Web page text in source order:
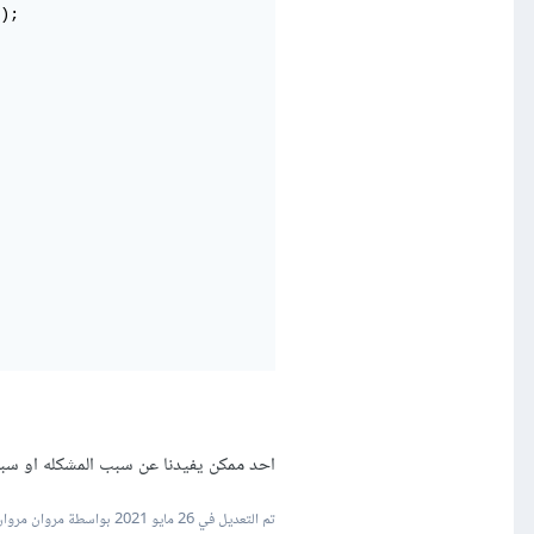
احد ممكن يفيدنا عن سبب المشكله او
تم التعديل في26 مايو 2021 بواسطة مروان